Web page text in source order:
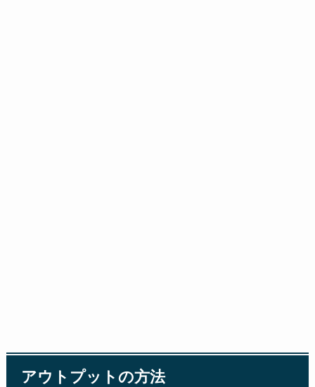
アウトプットの方法